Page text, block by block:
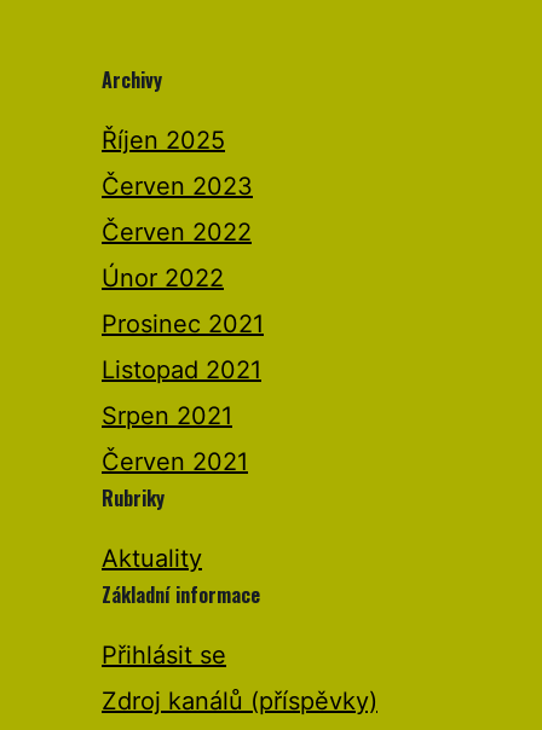
Archivy
Říjen 2025
Červen 2023
Červen 2022
Únor 2022
Prosinec 2021
Listopad 2021
Srpen 2021
Červen 2021
Rubriky
Aktuality
Základní informace
Přihlásit se
Zdroj kanálů (příspěvky)